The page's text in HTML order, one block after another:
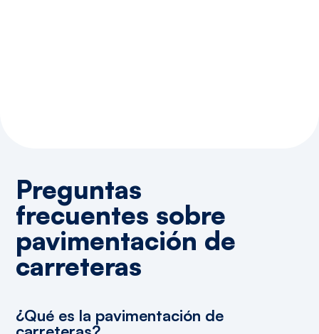
Preguntas
frecuentes sobre
pavimentación de
carreteras
¿Qué es la pavimentación de